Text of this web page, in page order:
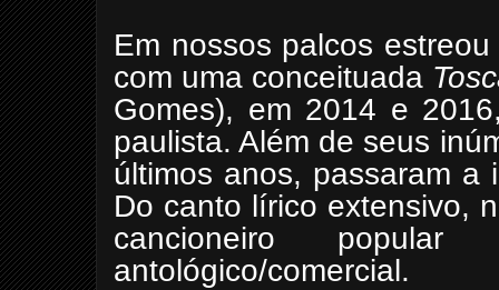
Em nossos palcos
com uma conceituada
Gomes), em 2014 e
paulista. Além de seus
últimos anos, passaram a
Do canto lírico extensivo,
cancioneiro
antológico/comercial.